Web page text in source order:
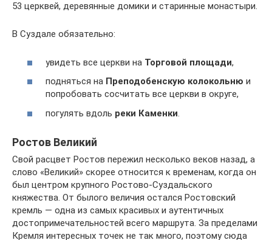
53 церквей, деревянные домики и старинные монастыри.
В Суздале обязательно:
увидеть все церкви на Торговой площади,
подняться на Преподобенскую колокольню и
попробовать сосчитать все церкви в округе,
погулять вдоль реки Каменки
Ростов Великий
Свой расцвет Ростов пережил несколько веков назад, а
слово «Великий» скорее относится к временам, когда он
был центром крупного Ростово-Суздальского
княжества. От былого величия остался Ростовский
кремль — одна из самых красивых и аутентичных
достопримечательностей всего маршрута. За пределами
Кремля интересных точек не так много, поэтому сюда